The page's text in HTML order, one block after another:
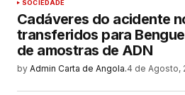
SOCIEDADE
Cadáveres do acidente
transferidos para
de amostras de ADN
by Admin Carta de Angola.4 de Agosto,